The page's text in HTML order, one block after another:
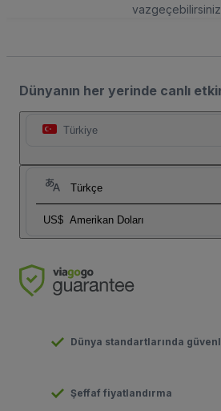
Dünyanın her yerinde canlı
Türkiye
Türkçe
US$ Amerikan Doları
Dünya standartlarında
Şeffaf fiyatlandırma